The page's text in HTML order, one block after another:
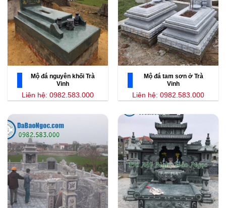
Mộ đá nguyên khối Trà
Vinh
Liên hệ: 0982.583.000
Mộ đá tam sơn ở Trà
Vinh
Liên hệ: 0982.583.000